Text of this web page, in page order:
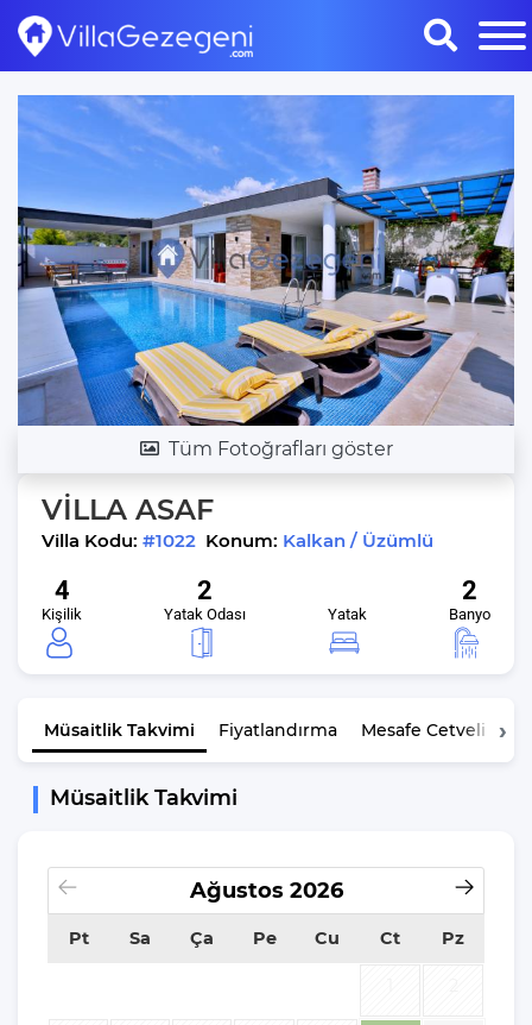
Tüm Fotoğrafları göster
VİLLA ASAF
Villa Kodu: #1022 Konum: Kalkan / Üzümlü
4
Kişilik
2
Yatak Odası Yatak
2
Banyo
Müsaitlik Takvimi Fiyatlandırma Mesafe Cetveli
Müsaitlik Takvimi
Ağustos 2026
Pt Sa Ça Pe Cu Ct Pz